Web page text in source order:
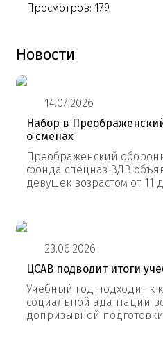
Просмотров: 179
Новости
14.07.2026
Набор в
о сменах
Преображенский
фонда спецназ ВДВ
девушек возрастом от 11
23.06.2026
ЦСАВ подводит итоги
Учебный год подходит к
социальной адаптации
допризывной